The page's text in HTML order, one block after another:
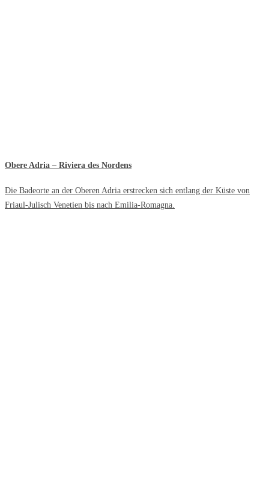
Obere Adria – Riviera des Nordens
Die Badeorte an der Oberen Adria erstrecken sich entlang der Küste von
Friaul-Julisch Venetien bis nach Emilia-Romagna.